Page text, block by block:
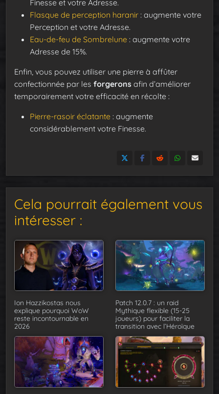
Finesse et votre Adresse.
Flasque de perception haranir : augmente votre
Perception et votre Adresse.
Eau-de-feu de Sombrelune : augmente votre
Adresse de 15%.
Enfin, vous pouvez utiliser une pierre à affûter
confectionnée par les forgerons afin d’améliorer
temporairement votre efficacité en récolte :
Pierre-rasoir éclatante : augmente
considérablement votre Finesse.
Cela pourrait également vous
intéresser :
Ion Hazzikostas nous
explique pourquoi WoW
reste incontournable en
2026
Patch 12.0.7 : un raid
Mythique flexible (15-25
joueurs) pour faciliter la
transition avec l’Héroïque